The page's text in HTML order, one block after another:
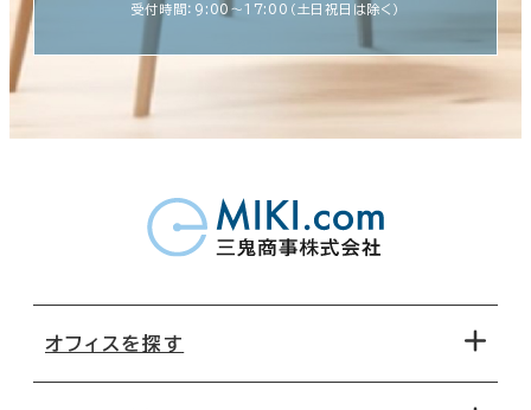
受付時間：9:00〜17:00（土日祝日は除く）
オフィスを探す